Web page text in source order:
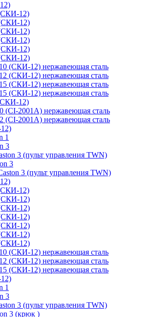
12)
12)
12)
12)
12)
12)
(СКИ-12) нержавеющая сталь
(СКИ-12) нержавеющая сталь
(СКИ-12) нержавеющая сталь
(СКИ-12) нержавеющая сталь
12)
(CI-2001A) нержавеющая сталь
(CI-2001A) нержавеющая сталь
1
3
3 (пульт управления TWN)
3
3 (пульт управления TWN)
12)
12)
12)
12)
12)
12)
12)
(СКИ-12) нержавеющая сталь
(СКИ-12) нержавеющая сталь
(СКИ-12) нержавеющая сталь
1
3
3 (пульт управления TWN)
3 (крюк )